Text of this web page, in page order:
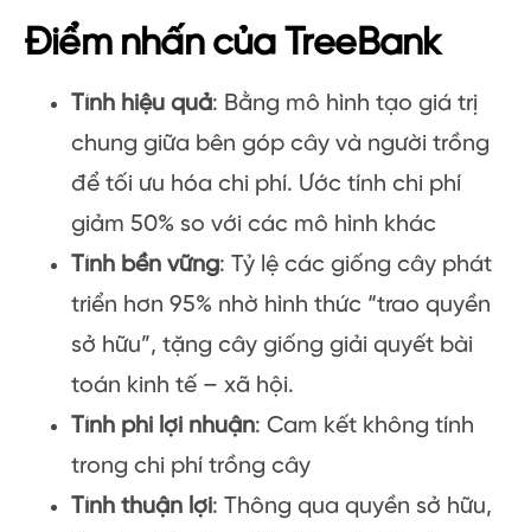
Điểm nhấn của TreeBank
Tính hiệu quả: Bằng mô hình tạo giá trị
chung giữa bên góp cây và người trồng
để tối ưu hóa chi phí. Ước tính chi phí
giảm 50% so với các mô hình khác
Tính bền vững: Tỷ lệ các giống cây phát
triển hơn 95% nhờ hình thức “trao quyền
sở hữu”, tặng cây giống giải quyết bài
toán kinh tế – xã hội.
Tính phi lợi nhuận: Cam kết không tính
trong chi phí trồng cây
Tính thuận lợi: Thông qua quyền sở hữu,